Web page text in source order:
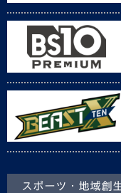
スポーツ・地域創